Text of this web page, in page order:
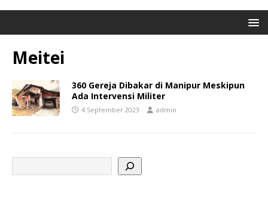
Meitei
360 Gereja Dibakar di Manipur Meskipun
Ada Intervensi Militer
4 September 2023 admin